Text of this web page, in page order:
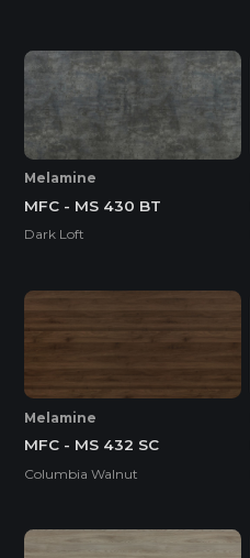
Melamine
MFC - MS 430 BT
Dark Loft
Melamine
MFC - MS 432 SC
Columbia Walnut